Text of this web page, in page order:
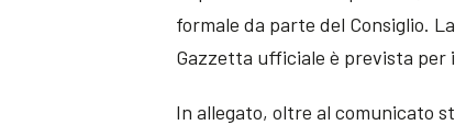
formale da parte del Consiglio.
Gazzetta ufficiale è prevista per
In allegato, oltre al comunicato